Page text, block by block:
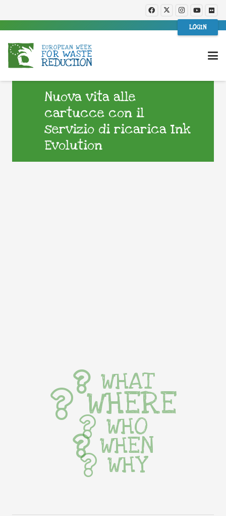
LOGIN
Nuova vita alle
cartucce con il
servizio di ricarica Ink
Evolution
WHAT
WHERE
WHO
WHEN
WHY